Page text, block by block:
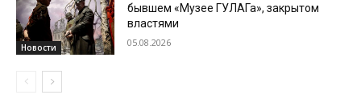
Новости
бывшем «Музее ГУЛАГа», закрытом
властями
05.08.2026